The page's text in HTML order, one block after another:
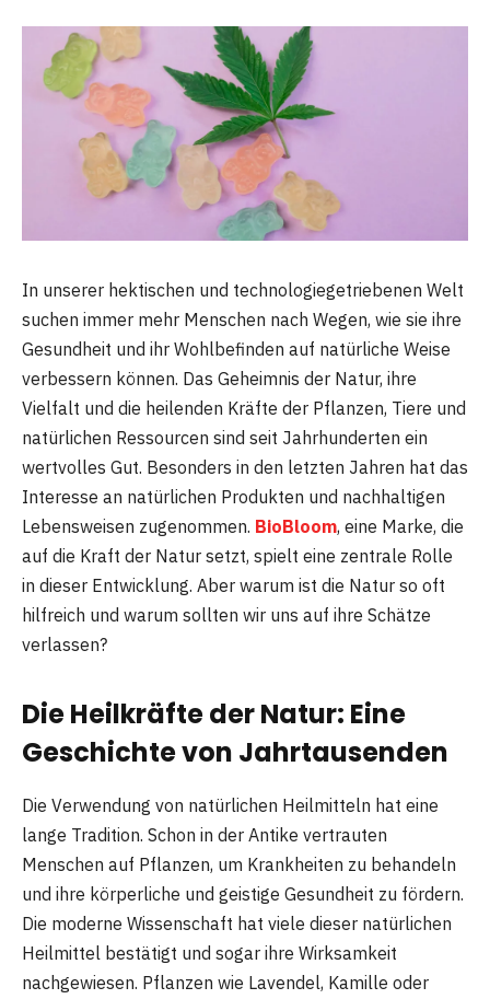
In unserer hektischen und technologiegetriebenen Welt
suchen immer mehr Menschen nach Wegen, wie sie ihre
Gesundheit und ihr Wohlbefinden auf natürliche Weise
verbessern können. Das Geheimnis der Natur, ihre
Vielfalt und die heilenden Kräfte der Pflanzen, Tiere und
natürlichen Ressourcen sind seit Jahrhunderten ein
wertvolles Gut. Besonders in den letzten Jahren hat das
Interesse an natürlichen Produkten und nachhaltigen
Lebensweisen zugenommen. BioBloom, eine Marke, die
auf die Kraft der Natur setzt, spielt eine zentrale Rolle
in dieser Entwicklung. Aber warum ist die Natur so oft
hilfreich und warum sollten wir uns auf ihre Schätze
verlassen?
Die Heilkräfte der Natur: Eine
Geschichte von Jahrtausenden
Die Verwendung von natürlichen Heilmitteln hat eine
lange Tradition. Schon in der Antike vertrauten
Menschen auf Pflanzen, um Krankheiten zu behandeln
und ihre körperliche und geistige Gesundheit zu fördern.
Die moderne Wissenschaft hat viele dieser natürlichen
Heilmittel bestätigt und sogar ihre Wirksamkeit
nachgewiesen. Pflanzen wie Lavendel, Kamille oder